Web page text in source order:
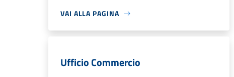
VAI ALLA PAGINA
Ufficio Commercio